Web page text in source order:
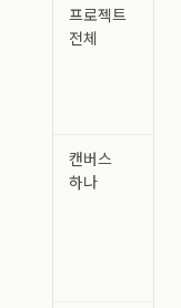
프로젝트
전체
캔버스
하나